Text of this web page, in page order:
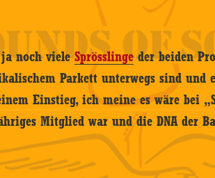
noch vieleSprösslingeder beiden
Parkett unterwegs sind und
Einstieg, ich meine es wäre bei
Mitglied war und die DNA der